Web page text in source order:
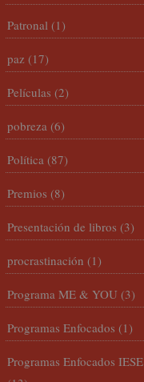
Patronal (1)
paz (17)
Películas (2)
pobreza (6)
Política (87)
Premios (8)
Presentación de libros (3)
procrastinación (1)
Programa ME & YOU (3)
Programas Enfocados (1)
Programas Enfocados IESE